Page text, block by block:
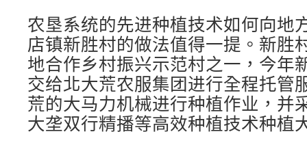
农垦系统的先进种植技术如何向地
店镇新胜村的做法值得一提。新胜
地合作乡村振兴示范村之一，今年
交给北大荒农服集团进行全程托管
荒的大马力机械进行种植作业，并
大垄双行精播等高效种植技术种植